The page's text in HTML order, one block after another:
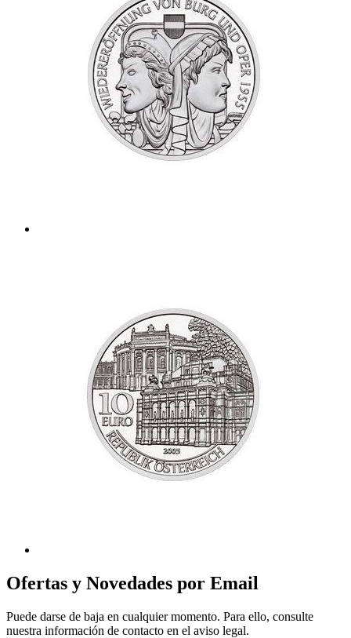
Ofertas y Novedades por Email
Puede darse de baja en cualquier momento. Para ello, consulte
nuestra información de contacto en el aviso legal.